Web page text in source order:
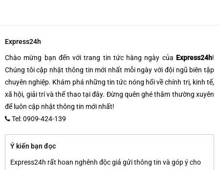
Express24h
Chào mừng bạn đến với trang tin tức hàng ngày của Express24h!
Chúng tôi cập nhật thông tin mới nhất mỗi ngày với đội ngũ biên tập
chuyên nghiệp. Khám phá những tin tức nóng hổi về chính trị, kinh tế,
xã hội, giải trí và thể thao tại đây. Đừng quên ghé thăm thường xuyên
để luôn cập nhật thông tin mới nhất!
Tel: 0909-424-139
Ý kiến bạn đọc
Express24h rất hoan nghênh độc giả gửi thông tin và góp ý cho